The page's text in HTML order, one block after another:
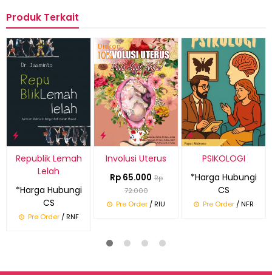
Produk Terkait
Republik Lemah
Lelah
*Harga Hubungi
CS
Pre Order/ RNF
Diskon
10%
Involusi Uterus
Rp 65.000 Rp
72.000
Pre Order / RIU
PSIKOLOGI
*Harga Hubungi
CS
Pre Order/ NFR